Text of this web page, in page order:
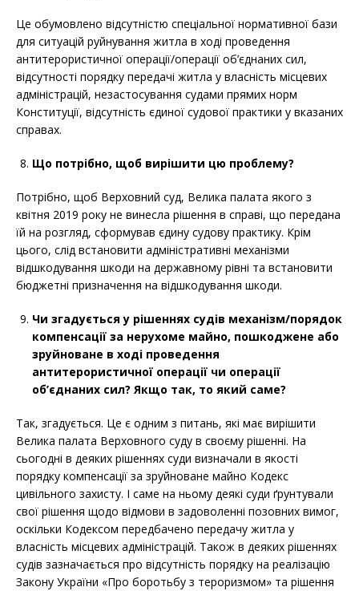
Це обумовлено відсутністю спеціальної нормативної бази
для ситуацій руйнування житла в ході проведення
антитерористичної операції/операції об’єднаних сил,
відсутності порядку передачі житла у власність місцевих
адміністрацій, незастосування судами прямих норм
Конституції, відсутність єдиної судової практики у вказаних
справах.
Що потрібно, щоб вирішити цю проблему?
Потрібно, щоб Верховний суд, Велика палата якого з
квітня 2019 року не винесла рішення в справі, що передана
їй на розгляд, сформував єдину судову практику. Крім
цього, слід встановити адміністративні механізми
відшкодування шкоди на державному рівні та встановити
бюджетні призначення на відшкодування шкоди.
Чи згадується у рішеннях судів механізм/порядок
компенсації за нерухоме майно, пошкоджене або
зруйноване в ході проведення
антитерористичної операції чи операції
об’єднаних сил? Якщо так, то який саме?
Так, згадується. Це є одним з питань, які має вирішити
Велика палата Верховного суду в своєму рішенні. На
сьогодні в деяких рішеннях суди визначали в якості
порядку компенсації за зруйноване майно Кодекс
цивільного захисту. І саме на ньому деякі суди ґрунтували
свої рішення щодо відмови в задоволенні позовних вимог,
оскільки Кодексом передбачено передачу житла у
власність місцевих адміністрацій. Також в деяких рішеннях
судів зазначається про відсутність порядку на реалізацію
Закону України «Про боротьбу з тероризмом» та рішення